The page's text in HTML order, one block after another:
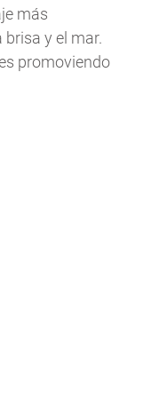
más
y el mar.
promoviendo